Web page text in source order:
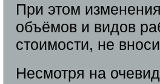
При этом
объёмов и видов
стоимости, не
Несмотря на